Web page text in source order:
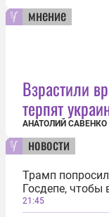
мнение
Взрастили
терпят
АНАТОЛИЙ САВЕНКО
новости
Трамп попросил
Госдепе, чтобы
21:45